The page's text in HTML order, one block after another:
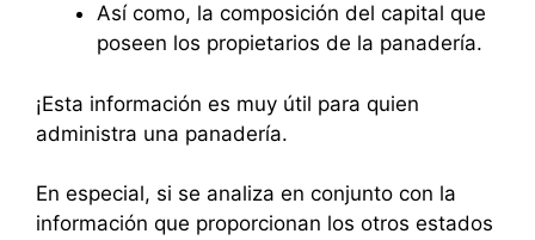
Así como, la composición del capital que
poseen los propietarios de la panadería.
¡Esta información es muy útil para quien
administra una panadería.
En especial, si se analiza en conjunto con la
información que proporcionan los otros estados